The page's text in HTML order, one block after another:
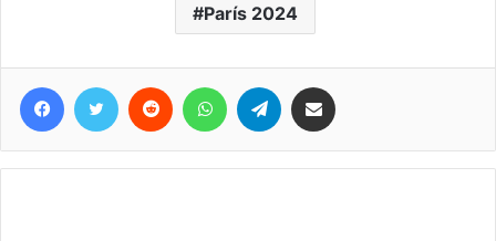
París 2024
Facebook
Twitter Reddit WhatsAppTelegram